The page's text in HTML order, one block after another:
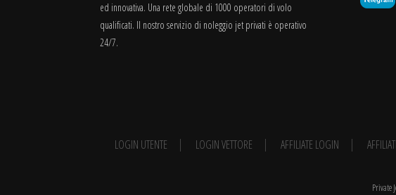
ed innovativa. Una rete globale di 1000 operatori di volo
qualificati. Il nostro servizio di noleggio jet privati è operativo
24/7.
LOGIN UTENTE LOGIN VETTORE AFFILIATE LOGIN
Private